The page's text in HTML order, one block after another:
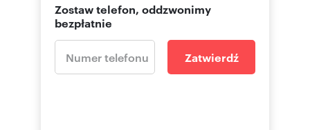
Zostaw telefon, oddzwonimy
bezpłatnie
Zatwierdź